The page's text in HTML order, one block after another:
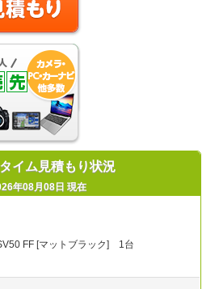
イム見積もり状況
年08月08日 現在